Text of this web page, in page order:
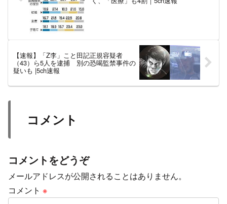
【速報】「Z李」こと田記正規容疑者
（43）ら5人を逮捕 別の恐喝監禁事件の
疑いも |5ch速報
コメント
コメントをどうぞ
メールアドレスが公開されることはありません。
コメント ※